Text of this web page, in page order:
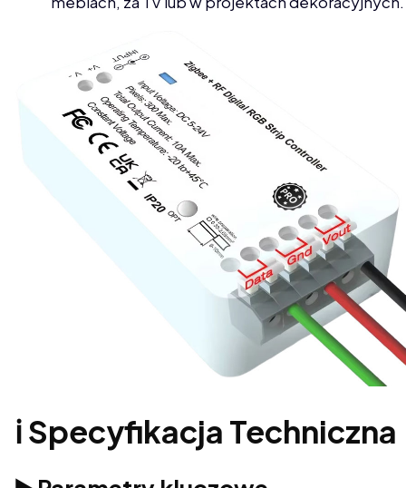
ℹ️ Specyfikacja Techniczna